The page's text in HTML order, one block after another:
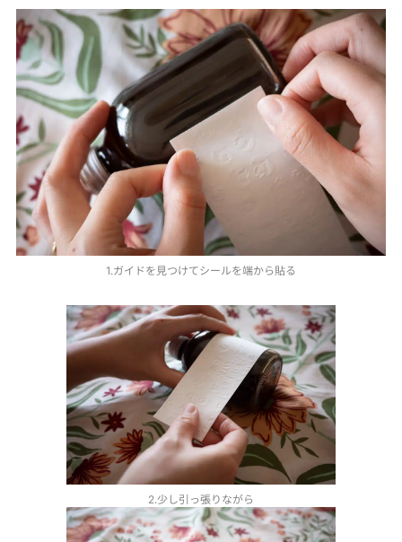
1.ガイドを見つけてシールを端から貼る
2.少し引っ張りながら